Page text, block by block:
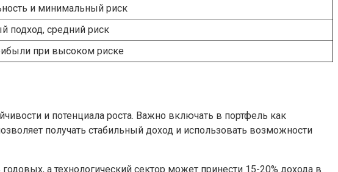
и минимальный риск
подход, средний риск
при высоком риске
и потенциала роста. Важно включать в портфель как
получать стабильный доход и использовать возможности
а технологический сектор может принести 15-20% дохода в